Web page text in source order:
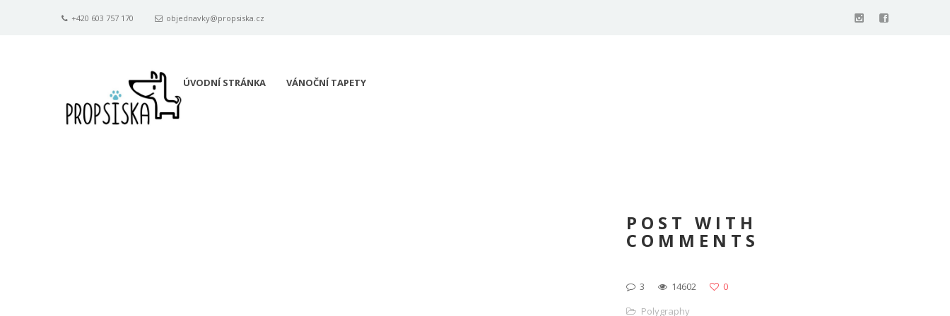
+420 603 757 170 objednavky@propsiska.cz
ÚVODNÍ STRÁNKA VÁNOČNÍ TAPETY
POST WITH
COMMENTS
3 14602
0
Polygraphy